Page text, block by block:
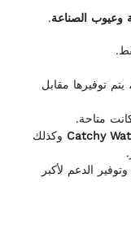
وعيوب الصناعة.
توفيرها مقابل
متاحة.
Catchy وكذلك
الدعم لأكبر